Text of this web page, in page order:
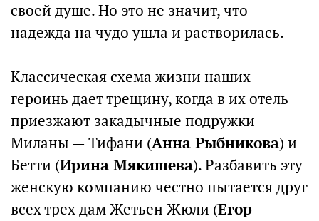
своей душе. Но это не значит, что
надежда на чудо ушла и растворилась.
Классическая схема жизни наших
героинь дает трещину, когда в их отель
приезжают закадычные подружки
Миланы — Тифани (Анна Рыбникова) и
Бетти (Ирина Мякишева). Разбавить эту
женскую компанию честно пытается друг
всех трех дам Жетьен Жюли (Егор